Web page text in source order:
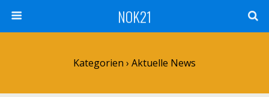
NOK21
Kategorien › Aktuelle News